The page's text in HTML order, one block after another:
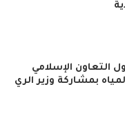
التعاون الإسلامي
بمشاركة وزير الري